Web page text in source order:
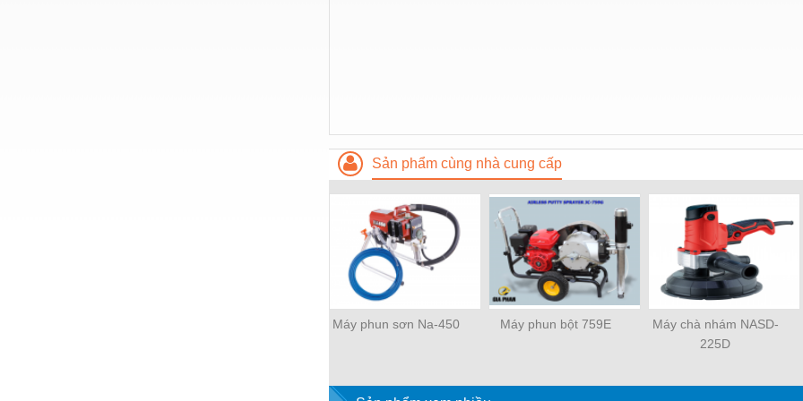
Sản phẩm cùng nhà cung cấp
Máy phun sơn Na-450 Máy phun bột 759E
Máy chà nhám NASD-
225D